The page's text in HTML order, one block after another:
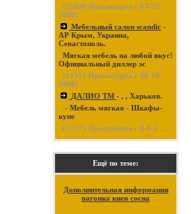
(15020 Просмотров с 03-25-
2008)
Мебельный салон scandic -
АР Крым, Украина,
Севастополь.
Мягкая мебель на любой вкус!
Официальный диллер эс
(13351 Просмотров с 06-19-
2008)
ДАЛИО ТМ - , , Харьков.
- Мебель мягкая - Шкафы-
купе
(13275 Просмотров с 0-0-)
Ещё по теме:
Дополнительная информация
вагонка киев сосна